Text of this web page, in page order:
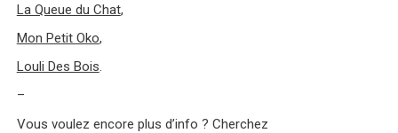
La Queue du Chat,
Mon Petit Oko,
Louli Des Bois.
–
Vous voulez encore plus d’info ? Cherchez